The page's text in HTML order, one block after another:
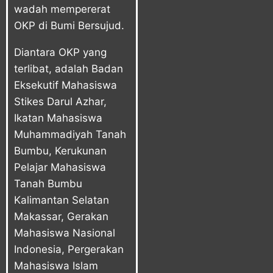
wadah mempererat
OKP di Bumi Bersujud.
Diantara OKP yang
terlibat, adalah Badan
Eksekutif Mahasiswa
Stikes Darul Azhar,
Ikatan Mahasiswa
Muhammadiyah Tanah
Bumbu, Kerukunan
Pelajar Mahasiswa
Tanah Bumbu
Kalimantan Selatan
Makassar, Gerakan
Mahasiswa Nasional
Indonesia, Pergerakan
Mahasiswa Islam